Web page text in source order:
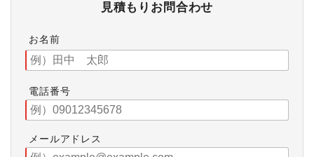
見積もりお問合わせ
お名前
電話番号
メールアドレス